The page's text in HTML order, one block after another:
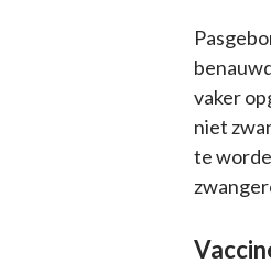
vaker
niet
te